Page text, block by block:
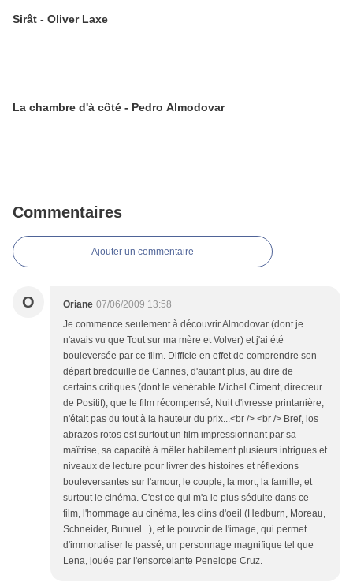
Sirât - Oliver Laxe
La chambre d'à côté - Pedro Almodovar
Commentaires
Ajouter un commentaire
O Oriane 07/06/2009 13:58
Je commence seulement à découvrir Almodovar (dont je
n'avais vu que Tout sur ma mère et Volver) et j'ai été
bouleversée par ce film. Difficle en effet de comprendre son
départ bredouille de Cannes, d'autant plus, au dire de
certains critiques (dont le vénérable Michel Ciment, directeur
de Positif), que le film récompensé, Nuit d'ivresse printanière,
n'était pas du tout à la hauteur du prix...<br /> <br /> Bref, los
abrazos rotos est surtout un film impressionnant par sa
maîtrise, sa capacité à mêler habilement plusieurs intrigues et
niveaux de lecture pour livrer des histoires et réflexions
bouleversantes sur l'amour, le couple, la mort, la famille, et
surtout le cinéma. C'est ce qui m'a le plus séduite dans ce
film, l'hommage au cinéma, les clins d'oeil (Hedburn, Moreau,
Schneider, Bunuel...), et le pouvoir de l'image, qui permet
d'immortaliser le passé, un personnage magnifique tel que
Lena, jouée par l'ensorcelante Penelope Cruz.